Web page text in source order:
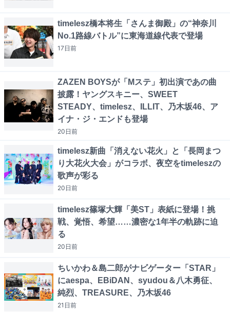
timelesz橋本将生「さんま御殿」の“神奈川
No.1路線バトル”に東海道線代表で登場
17日前
ZAZEN BOYSが「Mステ」初出演であの曲
披露！ヤングスキニー、SWEET
STEADY、timelesz、ILLIT、乃木坂46、ア
イナ・ジ・エンドも登場
20日前
timelesz新曲「消えない花火」と「長岡まつ
り大花火大会」がコラボ、夜空をtimeleszの
歌声が彩る
20日前
timelesz篠塚大輝「美ST」表紙に登場！挑
戦、覚悟、希望……濃密な1年半の軌跡に迫
る
20日前
ちいかわ＆島二郎がナビゲーター「STAR」
にaespa、EBiDAN、syudou＆八木勇征、
純烈、TREASURE、乃木坂46
21日前